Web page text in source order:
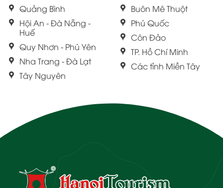
Quảng Bình
Hội An - Đà Nẵng -
Huế
Quy Nhơn - Phú Yên
Nha Trang - Đà Lạt
Tây Nguyên
Buôn Mê Thuột
Phú Quốc
Côn Đảo
TP. Hồ Chí Minh
Các tỉnh Miền Tây